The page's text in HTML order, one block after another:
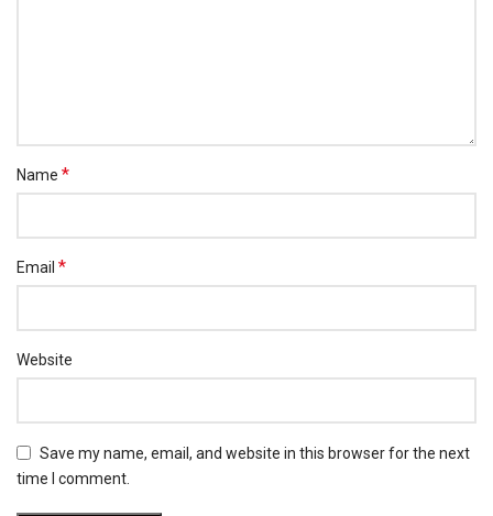
Name *
Email *
Website
Save my name, email, and website in this browser for the next
time I comment.